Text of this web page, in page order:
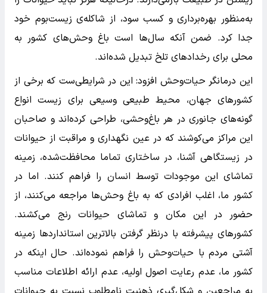
به‌منظور بهره‌برداری و کسب سود، از شاکله‌ی زیست‌بوم خود
جدا کرد. ضمن آنکه سال‌ها است باغ‌ وحش‌های کشور به
محلی برای رخداد‌های تلخ تبدیل شده‌اند.
این درمانگر حیات‌وحش افزود: این در شرایطی‌ست که برخی از
کشور‌های جهان، محیط طبیعی وسیعی برای زیست انواع
گونه‌های جانوری در هر باغ‌وحشی، طراحی کرده‌اند و صاحبان
این مراکز می‌کوشند که در عین نگهداری و مراقبت از حیوانات
در زیستگاهی آشنا، در ساختاری تماما محافظت‌شده، زمینه
تماشای این موجودات توسط انسان را فراهم کنند. اما در
کشور ما، اغلب افرادی که به باغ‌ وحش‌ها مراجعه می‌کنند، از
حضور در این مکان و تماشای حیوانات رنج می‌کشند.
کشور‌های پیشرفته با درنظر گرفتن بالا‌ترین استاندارد‌ها زمینه
آشتی مردم با حیات‌وحش را فراهم نموده‌اند. حال اینکه در
کشور ما، عدم رعایت اصول اولیه، عدم ارائه اطلاعات مناسب